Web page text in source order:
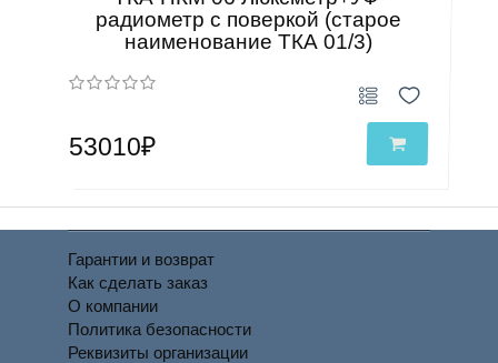
радиометр с поверкой (старое
наименование ТКА 01/3)
53010₽
Гарантии и возврат
Как сделать заказ
О компании
Политика безопасности
Реквизиты организации